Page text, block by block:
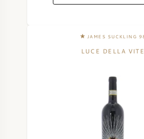
JAMES SUCKLING
LUCE DELLA VITE